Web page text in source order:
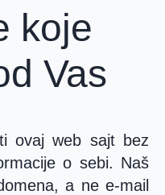
koje
Vas
ovaj web sajt bez
o sebi. Naš
a ne e-mail